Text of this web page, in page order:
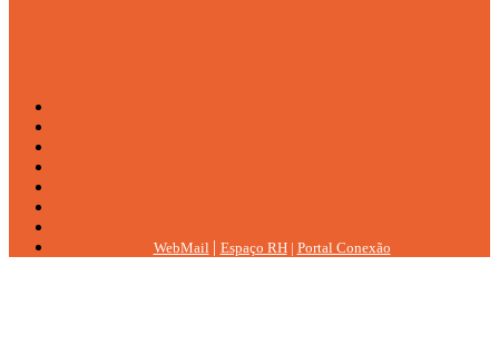
WebMail | Espaço RH | Portal Conexão